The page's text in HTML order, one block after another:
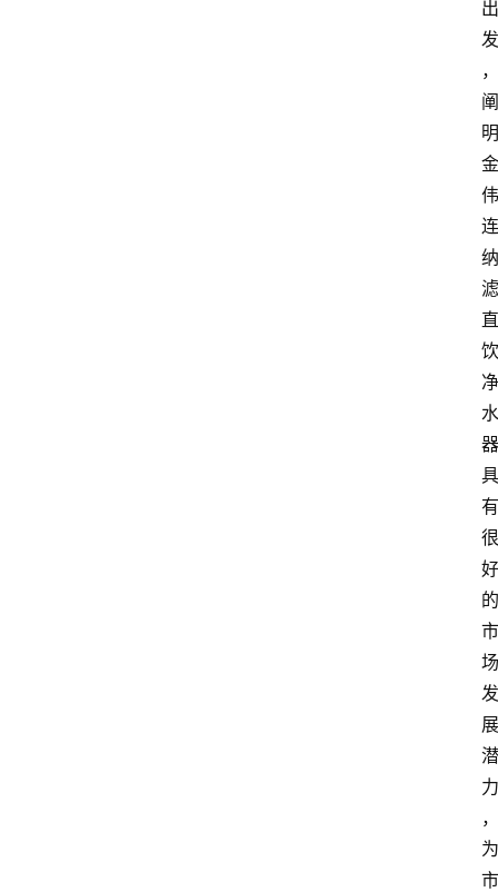
出
发
，
阐
明
金
伟
连
纳
滤
直
饮
净
水
器
具
有
很
好
的
市
场
发
展
潜
力
，
为
市